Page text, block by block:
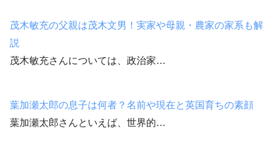
茂木敏充の父親は茂木文男！実家や母親・農家の家系も解
説
茂木敏充さんについては、政治家…
葉加瀬太郎の息子は何者？名前や現在と英国育ちの素顔
葉加瀬太郎さんといえば、世界的…